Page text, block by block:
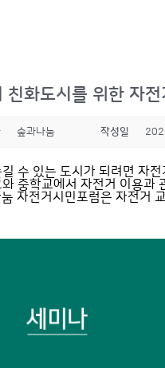
친화도시를 위한 자
숲과나눔 작성일
수 있는 도시가 되려면 자
중학교에서 자전거 이용과
자전거시민포럼은 자전거